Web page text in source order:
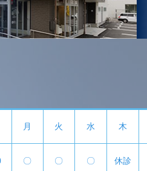
月 火 水 木
〇 〇 〇 休診